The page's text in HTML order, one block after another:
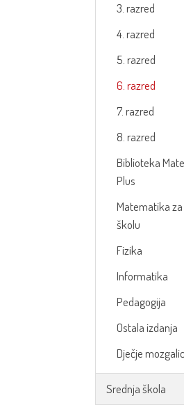
3. razred
4. razred
5. razred
6. razred
7. razred
8. razred
Biblioteka
Plus
Matematika
školu
Fizika
Informatika
Pedagogija
Ostala izdanja
Dječje
Srednja škola